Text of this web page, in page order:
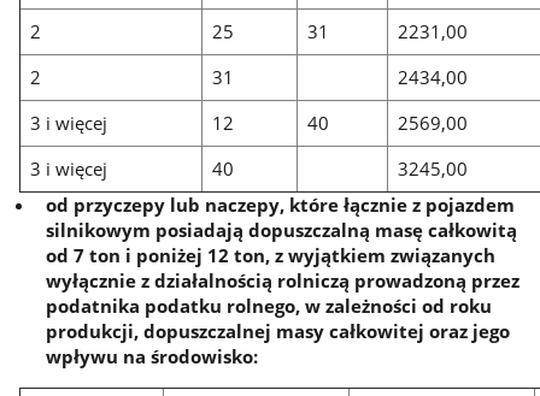
2
25 31
2231,00
2
31
2434,00
3 i więcej
12 40
2569,00
3 i więcej
40
3245,00
od przyczepy lub naczepy, które łącznie z pojazdem
silnikowym posiadają dopuszczalną masę całkowitą
od 7 ton i poniżej 12 ton, z wyjątkiem związanych
wyłącznie z działalnością rolniczą prowadzoną przez
podatnika podatku rolnego, w zależności od roku
produkcji, dopuszczalnej masy całkowitej oraz jego
wpływu na środowisko: